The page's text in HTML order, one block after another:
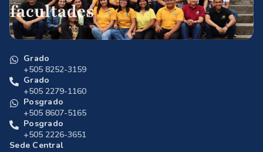
facultades
Grado
+505 8252-3159
Grado
+505 2279-1160
Posgrado
+505 8607-5165
Posgrado
+505 2226-3651
Sede Central